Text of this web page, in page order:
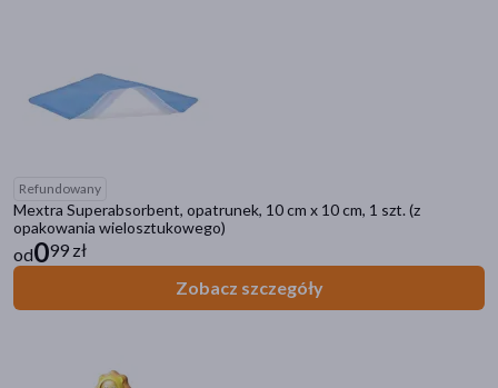
Refundowany
Mextra Superabsorbent, opatrunek, 10 cm x 10 cm, 1 szt. (z
opakowania wielosztukowego)
od099 zł
Zobacz szczegóły